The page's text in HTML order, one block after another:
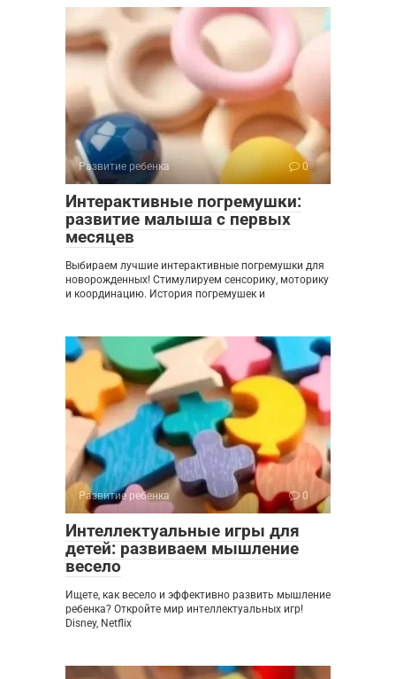
Развитие ребенка 0
Интерактивные погремушки:
развитие малыша с первых
месяцев
Выбираем лучшие интерактивные погремушки для
новорожденных! Стимулируем сенсорику, моторику
и координацию. История погремушек и
Развитие ребенка 0
Интеллектуальные игры для
детей: развиваем мышление
весело
Ищете, как весело и эффективно развить мышление
ребенка? Откройте мир интеллектуальных игр!
Disney, Netflix